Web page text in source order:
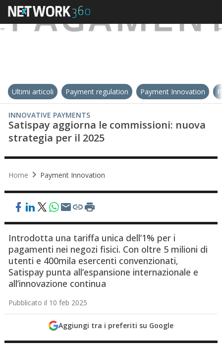
Ultimi articoli Payment regulation Payment Innovation
INNOVATIVE PAYMENTS
Satispay aggiorna le commissioni: nuova
strategia per il 2025
Home Payment Innovation
Introdotta una tariffa unica dell’1% per i
pagamenti nei negozi fisici. Con oltre 5 milioni di
utenti e 400mila esercenti convenzionati,
Satispay punta all’espansione internazionale e
all’innovazione continua
Pubblicato il 10 feb 2025
Aggiungi tra i preferiti su Google